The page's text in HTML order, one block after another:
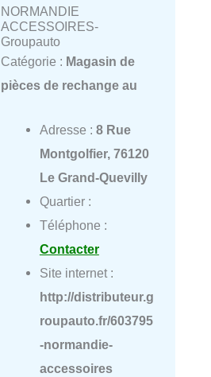
NORMANDIE
ACCESSOIRES-
Groupauto
Catégorie : Magasin de
pièces de rechange au
Adresse : 8 Rue
Montgolfier, 76120
Le Grand-Quevilly
Quartier :
Téléphone :
Contacter
Site internet :
http://distributeur.g
roupauto.fr/603795
-normandie-
accessoires